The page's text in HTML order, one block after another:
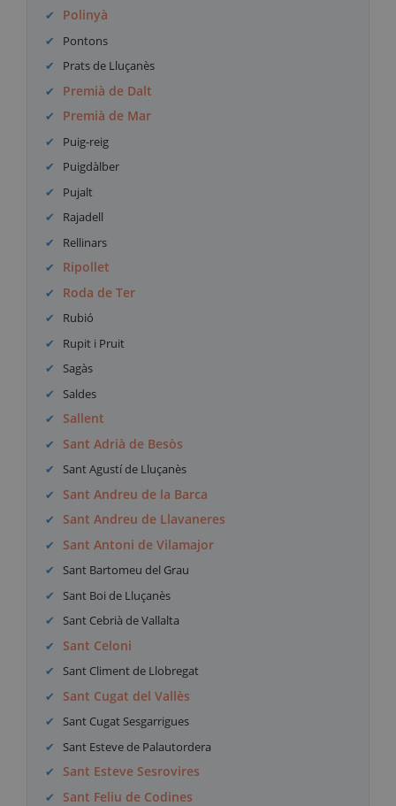
Polinyà
Pontons
Prats de Lluçanès
Premià de Dalt
Premià de Mar
Puig-reig
Puigdàlber
Pujalt
Rajadell
Rellinars
Ripollet
Roda de Ter
Rubió
Rupit i Pruit
Sagàs
Saldes
Sallent
Sant Adrià de Besòs
Sant Agustí de Lluçanès
Sant Andreu de la Barca
Sant Andreu de Llavaneres
Sant Antoni de Vilamajor
Sant Bartomeu del Grau
Sant Boi de Lluçanès
Sant Cebrià de Vallalta
Sant Celoni
Sant Climent de Llobregat
Sant Cugat del Vallès
Sant Cugat Sesgarrigues
Sant Esteve de Palautordera
Sant Esteve Sesrovires
Sant Feliu de Codines